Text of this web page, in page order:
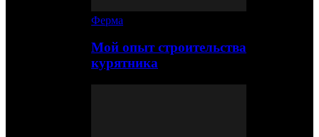
Ферма
Мой опыт строительства
курятника